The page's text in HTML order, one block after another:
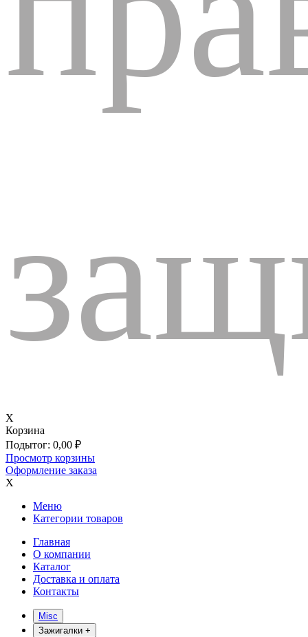
X
Корзина
Подытог: 0,00 ₽
Просмотр корзины
Оформление заказа
X
Меню
Категории товаров
Главная
О компании
Каталог
Доставка и оплата
Контакты
Misc
Зажигалки +